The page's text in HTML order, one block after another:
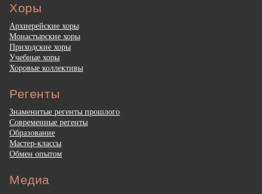
Хоры
Архиерейские хоры
Монастырские хоры
Приходские хоры
Учебные хоры
Хоровые коллективы
Регенты
Знаменитые регенты прошлого
Современные регенты
Образование
Мастер-классы
Обмен опытом
Медиа